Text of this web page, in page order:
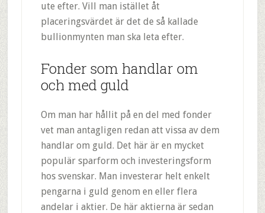
ute efter. Vill man istället åt
placeringsvärdet är det de så kallade
bullionmynten man ska leta efter.
Fonder som handlar om
och med guld
Om man har hållit på en del med fonder
vet man antagligen redan att vissa av dem
handlar om guld. Det här är en mycket
populär sparform och investeringsform
hos svenskar. Man investerar helt enkelt
pengarna i guld genom en eller flera
andelar i aktier. De här aktierna är sedan